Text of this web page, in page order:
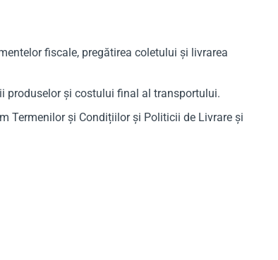
fiscale, pregătirea coletului și livrarea
produselor și costului final al transportului.
Termenilor și Condițiilor și Politicii de Livrare și